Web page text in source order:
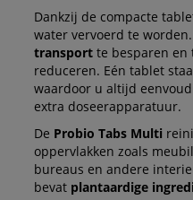
Dankzij de compacte
water vervoerd te
transportte besparen en
reduceren. Eén tablet
waardoor u altijd
extra doseerapparatuur.
De Probio Tabs Multi
oppervlakken zoals
bureaus en andere
bevat plantaardige